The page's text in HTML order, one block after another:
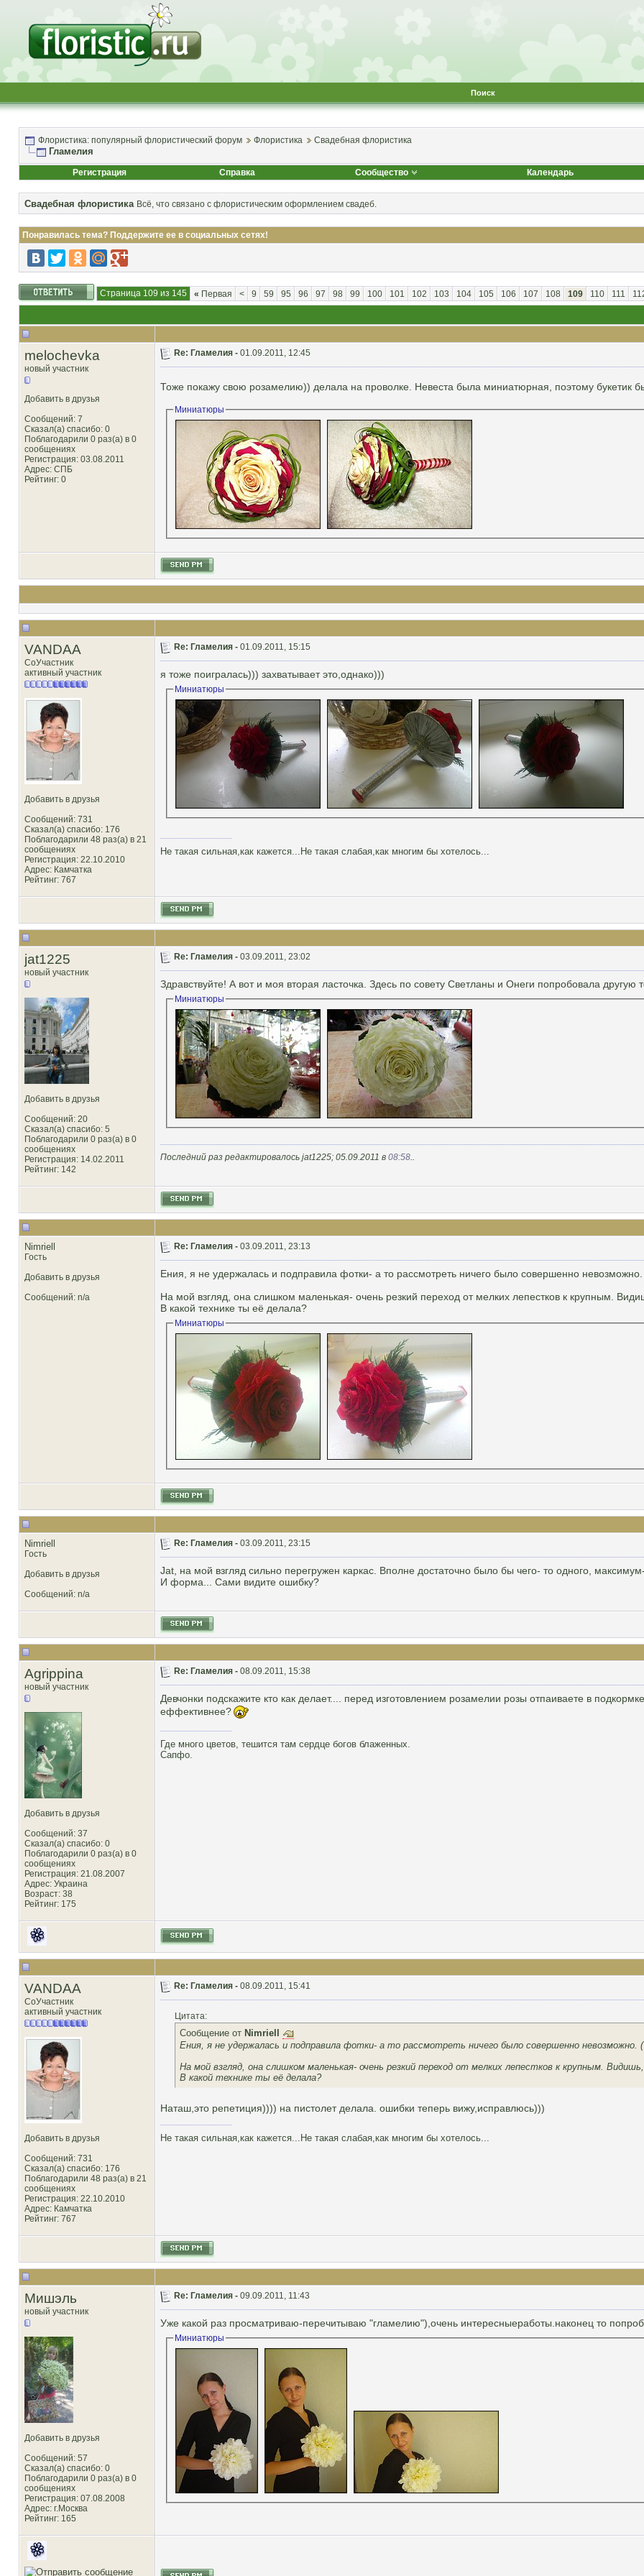
Поиск
Флористика: популярный флористический форум Флористика Свадебная флористика
Гламелия
Регистрация
Справка Сообщество Календарь
Свадебная флористика Всё, что связано с флористическим оформлением свадеб.
Понравилась тема? Поддержите ее в социальных сетях!
Страница 109 из 145 « Первая < 9 59 95 96 97 98 99 100 101 102 103 104 105 106 107 108 109 110 111
melochevka
новый участник
Добавить в друзья
Сообщений: 7
Сказал(а) спасибо: 0
Поблагодарили 0 раз(а) в 0
сообщениях
Регистрация: 03.08.2011
Адрес: СПБ
Рейтинг: 0
Re: Гламелия - 01.09.2011, 12:45
Тоже покажу свою розамелию)) делала на проволке. Невеста была миниатюрная, поэтому
Миниатюры
VANDAA
СоУчастник
активный участник
Добавить в друзья
Сообщений: 731
Сказал(а) спасибо: 176
Поблагодарили 48 раз(а) в 21
сообщениях
Регистрация: 22.10.2010
Адрес: Камчатка
Рейтинг: 767
Re: Гламелия - 01.09.2011, 15:15
я тоже поигралась))) захватывает это,однако)))
Миниатюры
Не такая сильная,как кажется...Не такая слабая,как многим бы хотелось...
jat1225
новый участник
Добавить в друзья
Сообщений: 20
Сказал(а) спасибо: 5
Поблагодарили 0 раз(а) в 0
сообщениях
Регистрация: 14.02.2011
Рейтинг: 142
Re: Гламелия - 03.09.2011, 23:02
Здравствуйте! А вот и моя вторая ласточка. Здесь по совету Светланы и Онеги попробовала другую
Миниатюры
Последний раз редактировалось jat1225; 05.09.2011 в 08:58
Nimriell
Гость
Добавить в друзья
Сообщений: n/a
Re: Гламелия - 03.09.2011, 23:13
Ения, я не удержалась и подправила фотки- а то рассмотреть ничего было совершенно
На мой взгляд, она слишком маленькая- очень резкий переход от мелких лепестков к крупным.
В какой технике ты её делала?
Миниатюры
Nimriell
Гость
Добавить в друзья
Сообщений: n/a
Re: Гламелия - 03.09.2011, 23:15
Jat, на мой взгляд сильно перегружен каркас. Вполне достаточно было бы чего- то одного,
И форма... Сами видите ошибку?
Agrippina
новый участник
Добавить в друзья
Сообщений: 37
Сказал(а) спасибо: 0
Поблагодарили 0 раз(а) в 0
сообщениях
Регистрация: 21.08.2007
Адрес: Украина
Возраст: 38
Рейтинг: 175
Re: Гламелия - 08.09.2011, 15:38
Девчонки подскажите кто как делает.... перед изготовлением розамелии розы отпаиваете в
еффективнее?
Где много цветов, тешится там сердце богов блаженных.
Сапфо.
VANDAA
СоУчастник
активный участник
Добавить в друзья
Сообщений: 731
Сказал(а) спасибо: 176
Поблагодарили 48 раз(а) в 21
сообщениях
Регистрация: 22.10.2010
Адрес: Камчатка
Рейтинг: 767
Re: Гламелия - 08.09.2011, 15:41
Цитата:
Сообщение от Nimriell
Ения, я не удержалась и подправила фотки- а то рассмотреть ничего было совершенно невозможно. (
На мой взгляд, она слишком маленькая- очень резкий переход от мелких лепестков к крупным.
В какой технике ты её делала?
Наташ,это репетиция)))) на пистолет делала. ошибки теперь вижу,исправлюсь)))
Не такая сильная,как кажется...Не такая слабая,как многим бы хотелось...
Мишэль
новый участник
Добавить в друзья
Сообщений: 57
Сказал(а) спасибо: 0
Поблагодарили 0 раз(а) в 0
сообщениях
Регистрация: 07.08.2008
Адрес: г.Москва
Рейтинг: 165
Re: Гламелия - 09.09.2011, 11:43
Уже какой раз просматриваю-перечитываю "гламелию"),очень интересныеработы.наконец то
Миниатюры